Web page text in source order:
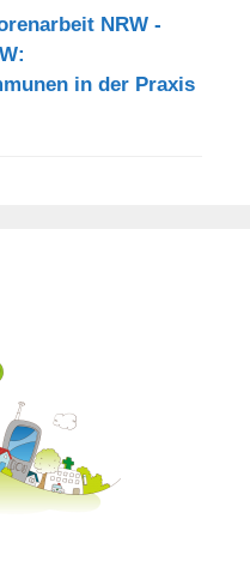
NRW -
in der Praxis